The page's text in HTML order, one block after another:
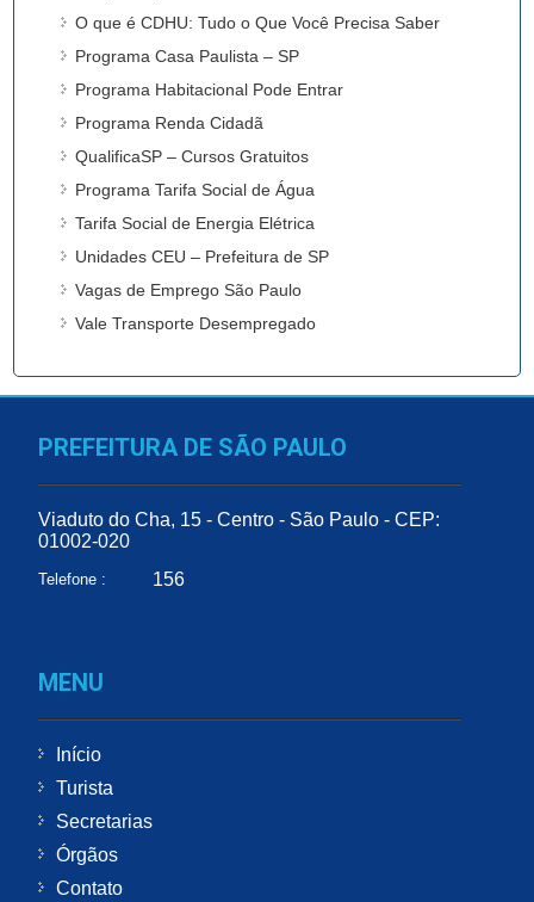
O que é CDHU: Tudo o Que Você Precisa Saber
Programa Casa Paulista – SP
Programa Habitacional Pode Entrar
Programa Renda Cidadã
QualificaSP – Cursos Gratuitos
Programa Tarifa Social de Água
Tarifa Social de Energia Elétrica
Unidades CEU – Prefeitura de SP
Vagas de Emprego São Paulo
Vale Transporte Desempregado
PREFEITURA DE SÃO PAULO
Viaduto do Cha, 15 - Centro - São Paulo - CEP:
01002-020
Telefone : 156
MENU
Início
Turista
Secretarias
Órgãos
Contato